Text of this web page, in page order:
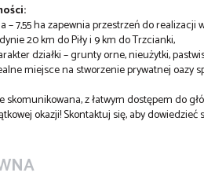
– 7,55 ha zapewnia przestrzeń do realizacji
20 km do Piły i 9 km do Trzcianki,
działki – grunty orne, nieużytki,
miejsce na stworzenie prywatnej oazy
skomunikowana, z łatwym dostępem do
okazji! Skontaktuj się, aby